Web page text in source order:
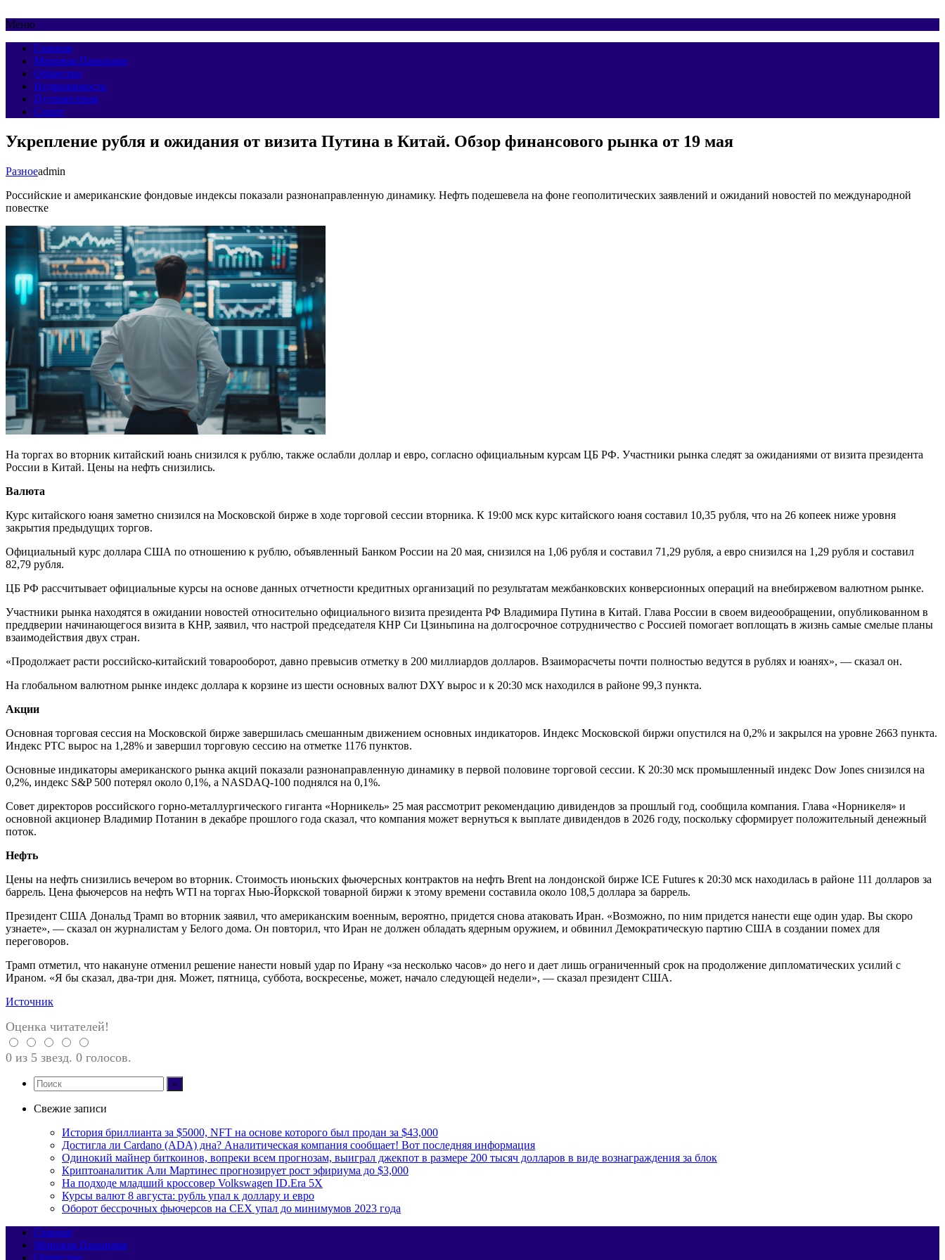
Меню
Главная
Мировая Панорама
Общество
Недвижимость
Путешествия
Спорт
Укрепление рубля и ожидания от визита Путина в Китай. Обзор финансового рынка от 19 мая
Разноеadmin
Российские и американские фондовые индексы показали разнонаправленную динамику. Нефть подешевела на фоне геополитических заявлений и ожиданий новостей по международной
повестке
На торгах во вторник китайский юань снизился к рублю, также ослабли доллар и евро, согласно официальным курсам ЦБ РФ. Участники рынка следят за ожиданиями от визита президента
России в Китай. Цены на нефть снизились.
Валюта
Курс китайского юаня заметно снизился на Московской бирже в ходе торговой сессии вторника. К 19:00 мск курс китайского юаня составил 10,35 рубля, что на 26 копеек ниже уровня
закрытия предыдущих торгов.
Официальный курс доллара США по отношению к рублю, объявленный Банком России на 20 мая, снизился на 1,06 рубля и составил 71,29 рубля, а евро снизился на 1,29 рубля и составил
82,79 рубля.
ЦБ РФ рассчитывает официальные курсы на основе данных отчетности кредитных организаций по результатам межбанковских конверсионных операций на внебиржевом валютном рынке.
Участники рынка находятся в ожидании новостей относительно официального визита президента РФ Владимира Путина в Китай. Глава России в своем видеообращении, опубликованном в
преддверии начинающегося визита в КНР, заявил, что настрой председателя КНР Си Цзиньпина на долгосрочное сотрудничество с Россией помогает воплощать в жизнь самые смелые планы
взаимодействия двух стран.
«Продолжает расти российско-китайский товарооборот, давно превысив отметку в 200 миллиардов долларов. Взаиморасчеты почти полностью ведутся в рублях и юанях», — сказал он.
На глобальном валютном рынке индекс доллара к корзине из шести основных валют DXY вырос и к 20:30 мск находился в районе 99,3 пункта.
Акции
Основная торговая сессия на Московской бирже завершилась смешанным движением основных индикаторов. Индекс Московской биржи опустился на 0,2% и закрылся на уровне 2663 пункта.
Индекс РТС вырос на 1,28% и завершил торговую сессию на отметке 1176 пунктов.
Основные индикаторы американского рынка акций показали разнонаправленную динамику в первой половине торговой сессии. К 20:30 мск промышленный индекс Dow Jones снизился на
0,2%, индекс S&P 500 потерял около 0,1%, а NASDAQ-100 поднялся на 0,1%.
Совет директоров российского горно-металлургического гиганта «Норникель» 25 мая рассмотрит рекомендацию дивидендов за прошлый год, сообщила компания. Глава «Норникеля» и
основной акционер Владимир Потанин в декабре прошлого года сказал, что компания может вернуться к выплате дивидендов в 2026 году, поскольку сформирует положительный денежный
поток.
Нефть
Цены на нефть снизились вечером во вторник. Стоимость июньских фьючерсных контрактов на нефть Brent на лондонской бирже ICE Futures к 20:30 мск находилась в районе 111 долларов за
баррель. Цена фьючерсов на нефть WTI на торгах Нью-Йоркской товарной биржи к этому времени составила около 108,5 доллара за баррель.
Президент США Дональд Трамп во вторник заявил, что американским военным, вероятно, придется снова атаковать Иран. «Возможно, по ним придется нанести еще один удар. Вы скоро
узнаете», — сказал он журналистам у Белого дома. Он повторил, что Иран не должен обладать ядерным оружием, и обвинил Демократическую партию США в создании помех для
переговоров.
Трамп отметил, что накануне отменил решение нанести новый удар по Ирану «за несколько часов» до него и дает лишь ограниченный срок на продолжение дипломатических усилий с
Ираном. «Я бы сказал, два-три дня. Может, пятница, суббота, воскресенье, может, начало следующей недели», — сказал президент США.
Источник
Оценка читателей!
0 из 5 звезд. 0 голосов.
Свежие записи
История бриллианта за $5000, NFT на основе которого был продан за $43,000
Достигла ли Cardano (ADA) дна? Аналитическая компания сообщает! Вот последняя информация
Одинокий майнер биткоинов, вопреки всем прогнозам, выиграл джекпот в размере 200 тысяч долларов в виде вознаграждения за блок
Криптоаналитик Али Мартинес прогнозирует рост эфириума до $3,000
На подходе младший кроссовер Volkswagen ID.Era 5X
Курсы валют 8 августа: рубль упал к доллару и евро
Оборот бессрочных фьючерсов на CEX упал до минимумов 2023 года
Главная
Мировая Панорама
Общество